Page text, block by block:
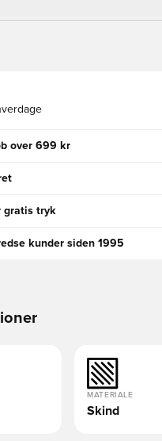
over 699 kr
gratis tryk
kunder siden 1995
MATERIALE
Skind